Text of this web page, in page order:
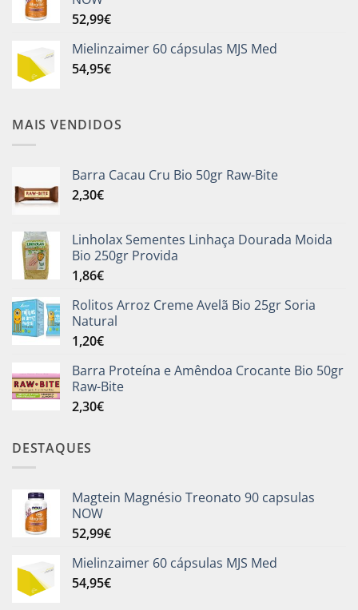
52,99€
Mielinzaimer 60 cápsulas MJS Med
54,95€
MAIS VENDIDOS
Barra Cacau Cru Bio 50gr Raw-Bite
2,30€
Linholax Sementes Linhaça Dourada Moida
Bio 250gr Provida
1,86€
Rolitos Arroz Creme Avelã Bio 25gr Soria
Natural
1,20€
Barra Proteína e Amêndoa Crocante Bio 50gr
Raw-Bite
2,30€
DESTAQUES
Magtein Magnésio Treonato 90 capsulas
NOW
52,99€
Mielinzaimer 60 cápsulas MJS Med
54,95€